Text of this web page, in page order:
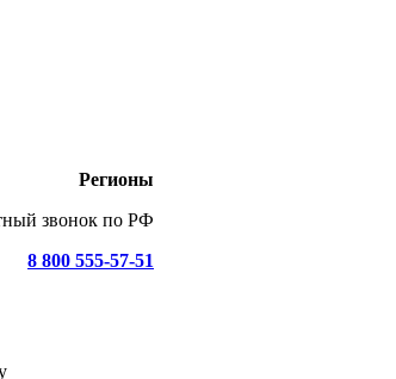
Регионы
звонок по РФ
8 800 555-57-51